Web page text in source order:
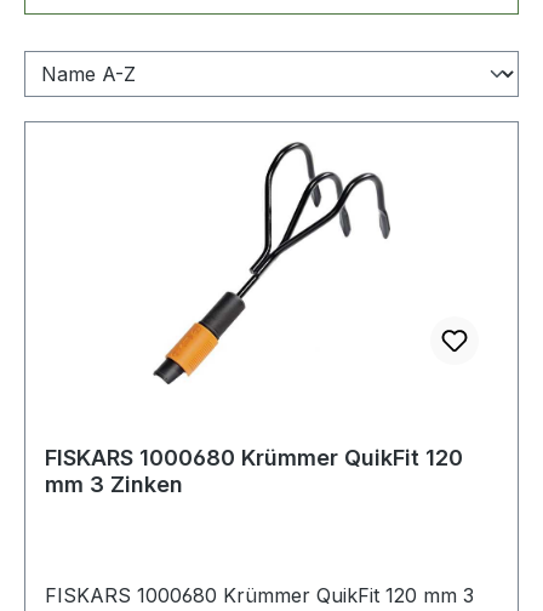
FISKARS 1000680 Krümmer QuikFit 120
mm 3 Zinken
FISKARS 1000680 Krümmer QuikFit 120 mm 3